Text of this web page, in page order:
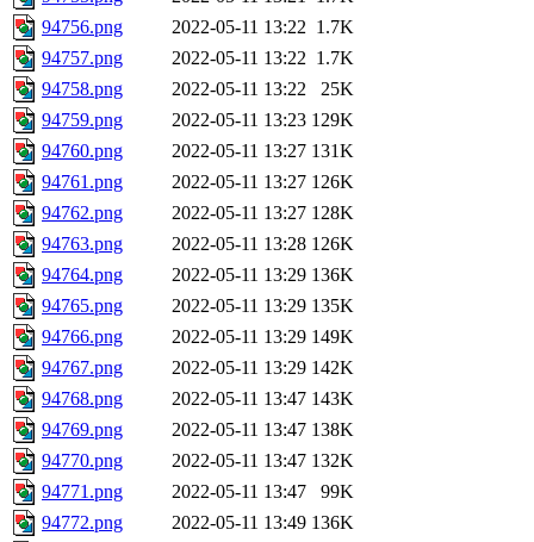
94756.png
2022-05-11 13:22 1.7K
94757.png
2022-05-11 13:22 1.7K
94758.png
2022-05-11 13:22
25K
94759.png
2022-05-11 13:23 129K
94760.png
2022-05-11 13:27 131K
94761.png
2022-05-11 13:27 126K
94762.png
2022-05-11 13:27 128K
94763.png
2022-05-11 13:28 126K
94764.png
2022-05-11 13:29 136K
94765.png
2022-05-11 13:29 135K
94766.png
2022-05-11 13:29 149K
94767.png
2022-05-11 13:29 142K
94768.png
2022-05-11 13:47 143K
94769.png
2022-05-11 13:47 138K
94770.png
2022-05-11 13:47 132K
94771.png
2022-05-11 13:47
99K
94772.png
2022-05-11 13:49 136K